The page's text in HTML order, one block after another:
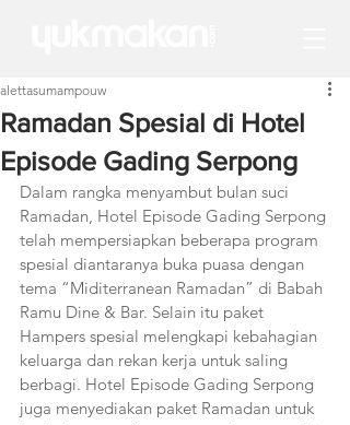
Ramadan Spesial di Hotel
Episode Gading Serpong
alettasumampouw
Dalam rangka menyambut bulan suci
Ramadan, Hotel Episode Gading Serpong
telah mempersiapkan beberapa program
spesial diantaranya buka puasa dengan
tema “Miditerranean Ramadan” di Babah
Ramu Dine & Bar. Selain itu paket
Hampers spesial melengkapi kebahagian
keluarga dan rekan kerja untuk saling
berbagi. Hotel Episode Gading Serpong
juga menyediakan paket Ramadan untuk